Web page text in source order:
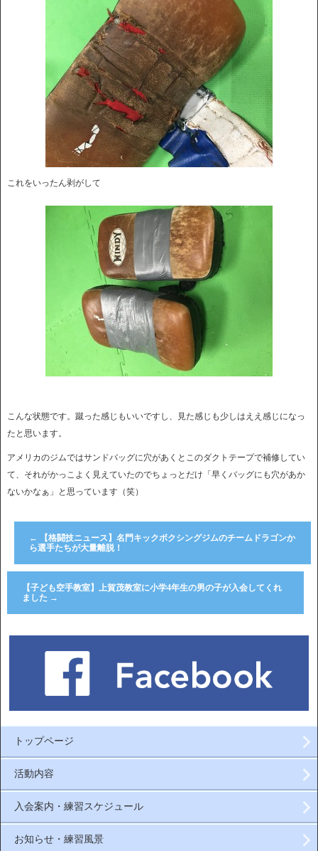
これをいったん剥がして
こんな状態です。蹴った感じもいいですし、見た感じも少しはええ感じになっ
たと思います。
アメリカのジムではサンドバッグに穴があくとこのダクトテープで補修してい
て、それがかっこよく見えていたのでちょっとだけ「早くバッグにも穴があか
ないかなぁ」と思っています（笑）
←
【格闘技ニュース】名門キックボクシングジムのチームドラゴンか
ら選手たちが大量離脱！
【子ども空手教室】上賀茂教室に小学4年生の男の子が入会してくれ
ました →
トップページ
活動内容
入会案内・練習スケジュール
お知らせ・練習風景